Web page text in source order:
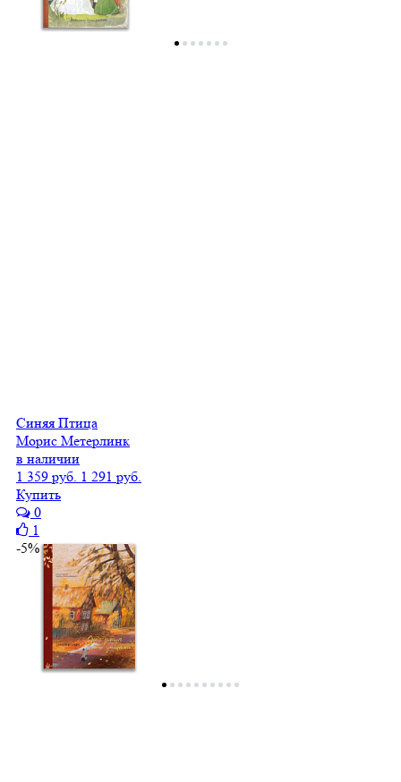
Синяя Птица
Морис Метерлинк
в наличии
1 359 руб. 1 291 руб.
Купить
0
1
-5%